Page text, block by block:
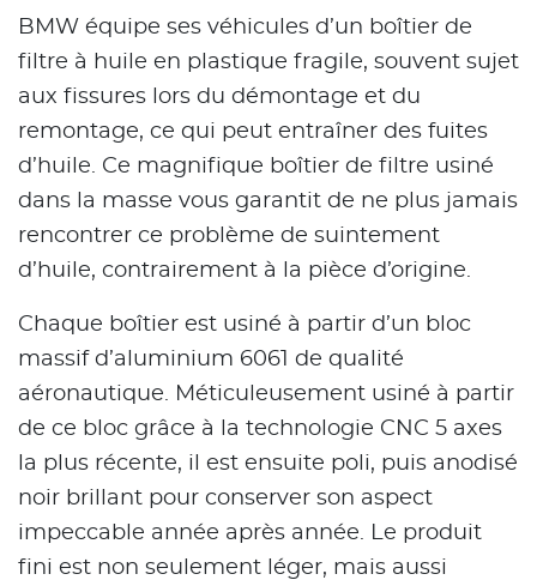
BMW équipe ses véhicules d’un boîtier de
filtre à huile en plastique fragile, souvent sujet
aux fissures lors du démontage et du
remontage, ce qui peut entraîner des fuites
d’huile. Ce magnifique boîtier de filtre usiné
dans la masse vous garantit de ne plus jamais
rencontrer ce problème de suintement
d’huile, contrairement à la pièce d’origine.
Chaque boîtier est usiné à partir d’un bloc
massif d’aluminium 6061 de qualité
aéronautique. Méticuleusement usiné à partir
de ce bloc grâce à la technologie CNC 5 axes
la plus récente, il est ensuite poli, puis anodisé
noir brillant pour conserver son aspect
impeccable année après année. Le produit
fini est non seulement léger, mais aussi